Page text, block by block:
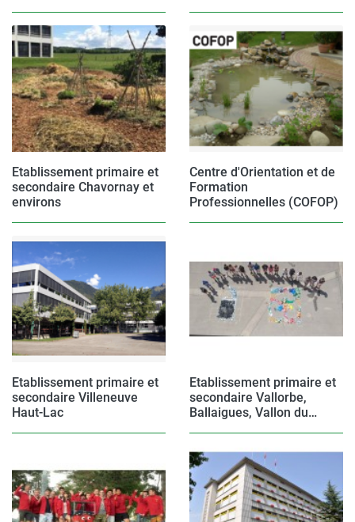
Etablissement primaire et
secondaire Chavornay et
environs
Centre d'Orientation et de
Formation
Professionnelles (COFOP)
Etablissement primaire et
secondaire Villeneuve
Haut-Lac
Etablissement primaire et
secondaire Vallorbe,
Ballaigues, Vallon du